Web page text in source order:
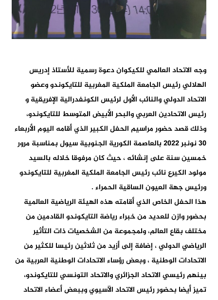
وجه الاتحاد العالمي للكيكوان دعوة رسمية للأستاذ إدريس
الهلالي رئيس الجامعة الملكية المغربية للتايكوندو وعضو
الاتحاد الدولي والنائب الأول لرئيس الكونفدرالية الإفريقية و
رئيس الاتحادين العربي والبحر الأبيض المتوسط للتايكوندو،
وذلك قصد حضور مراسيم الحفل الكبير الذي أقامه اليوم الأربعاء
30 نونبر 2022 بالعاصمة الكورية الجنوبية سيول بمناسبة مرور
خمسين سنة على إنشائه ، حيث كان مرفوقا خلاله بالسيد
مولود الكيرع نائب رئيس الجامعة الملكية المغربية للتايكوندو
ورئيس جهة العيون الساقية الحمراء .
هذا الحفل الخاص الذي أقامته هذه الهيئة الرياضية العالمية
بحضور وازن للعديد من خبراء رياضة التايكوندو القادمين من
مختلف بقاع العالم، ولمجموعة من الشخصيات ذات التأثير
الرياضي الدولي ، إضافة إلى أزيد من ثلاثين رئيسا للكثير من
الاتحادات الوطنية ، وبعض رؤساء الاتحادات الوطنية العربية من
بينهم رئيسي الاتحاد الجزائري والاتحاد التونسي للتايكوندو،
تميز أيضا بحضور رئيس الاتحاد الآسيوي وببعض أعضاء الاتحاد